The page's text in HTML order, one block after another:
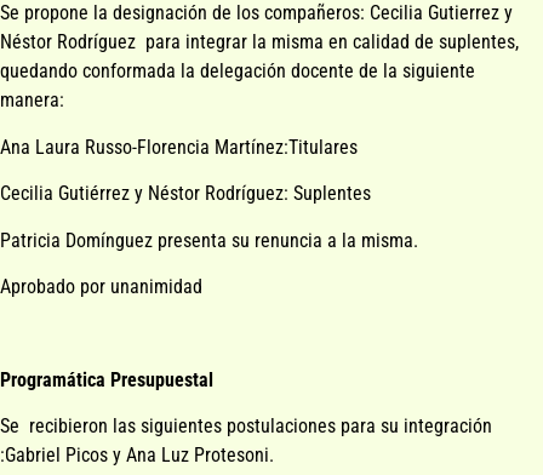
Se propone la designación de los compañeros: Cecilia Gutierrez y
Néstor Rodríguez para integrar la misma en calidad de suplentes,
quedando conformada la delegación docente de la siguiente
manera:
Ana Laura Russo-Florencia Martínez:Titulares
Cecilia Gutiérrez y Néstor Rodríguez: Suplentes
Patricia Domínguez presenta su renuncia a la misma.
Aprobado por unanimidad
Programática Presupuestal
Se recibieron las siguientes postulaciones para su integración
:Gabriel Picos y Ana Luz Protesoni.